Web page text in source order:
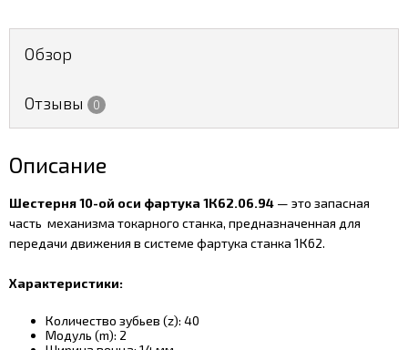
Обзор
Отзывы 0
Описание
Шестерня 10-ой оси фартука 1К62.06.94 — это запасная
часть механизма токарного станка, предназначенная для
передачи движения в системе фартука станка 1К62.
Характеристики:
Количество зубьев (z): 40
Модуль (m): 2